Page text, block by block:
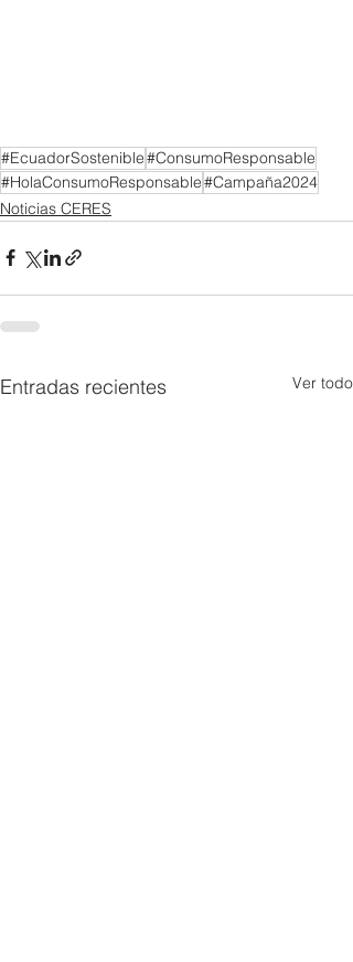
#EcuadorSostenible#ConsumoResponsable
#HolaConsumoResponsable#Campaña2024
Noticias CERES
Entradas recientes Ver todo